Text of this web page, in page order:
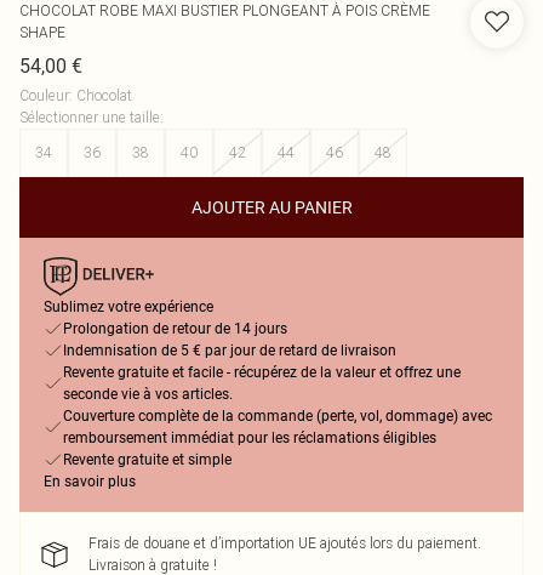
CHOCOLAT ROBE MAXI BUSTIER PLONGEANT À POIS CRÈME
SHAPE
54,00 €
Couleur: Chocolat
Sélectionner une taille:
34
36 38 40 42 44 46 48
AJOUTER AU PANIER
Sublimez votre expérience
Prolongation de retour de 14 jours
Indemnisation de 5 € par jour de retard de livraison
Revente gratuite et facile - récupérez de la valeur et offrez une
seconde vie à vos articles.
Couverture complète de la commande (perte, vol, dommage) avec
remboursement immédiat pour les réclamations éligibles
Revente gratuite et simple
En savoir plus
Frais de douane et d’importation UE ajoutés lors du paiement.
Livraison à gratuite !